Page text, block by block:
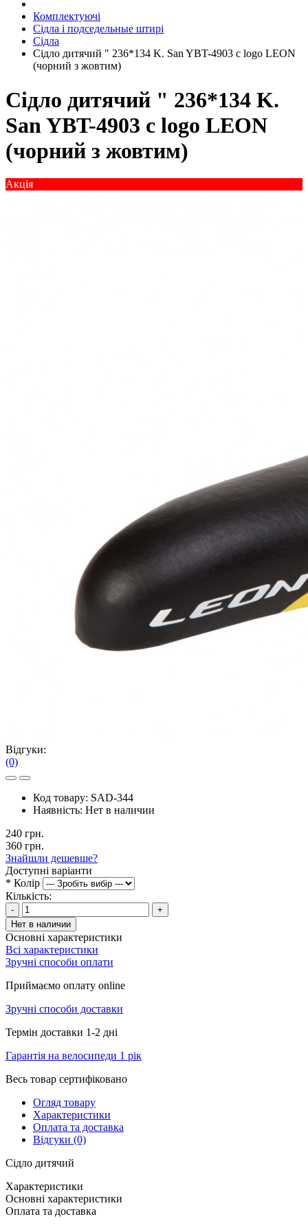
Комплектуючі
Сідла і подседельные штирі
Сідла
Сідло дитячий " 236*134 K. San YBT-4903 c logo LEON
(чорний з жовтим)
Сідло дитячий " 236*134 K.
San YBT-4903 c logo LEON
(чорний з жовтим)
Акція
Відгуки:
(0)
Код товару: SAD-344
Наявність: Нет в наличии
240 грн.
360 грн.
Знайшли дешевше?
Доступні варіанти
* Колір
Кількість:
-
+
Нет в наличии
Основні характеристики
Всі характеристики
Зручні способи оплати
Приймаємо оплату online
Зручні способи доставки
Термін доставки 1-2 дні
Гарантія на велосипеди 1 рік
Весь товар сертифіковано
Огляд товару
Характеристики
Оплата та доставка
Відгуки (0)
Сідло дитячий
Характеристики
Основні характеристики
Оплата та доставка